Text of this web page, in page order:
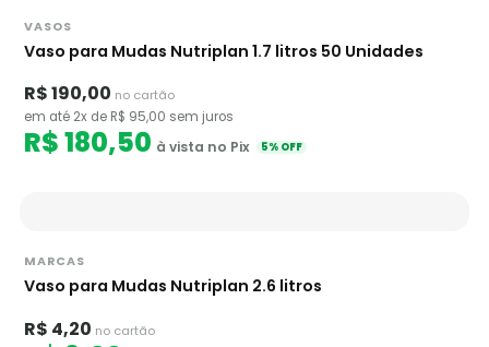
VASOS
Vaso para Mudas Nutriplan 1.7 litros 50 Unidades
R$ 190,00 no cartão
em até 2x de R$ 95,00 sem juros
R$ 180,50 à vista no Pix 5% OFF
MARCAS
Vaso para Mudas Nutriplan 2.6 litros
R$ 4,20 no cartão